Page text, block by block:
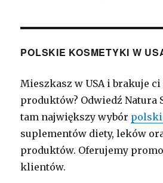
POLSKIE KOSMETYKI W
Mieszkasz w USA i brakuje
produktów? Odwiedź Natura
tam największy wybór
suplementów diety, leków
produktów. Oferujemy
klientów.